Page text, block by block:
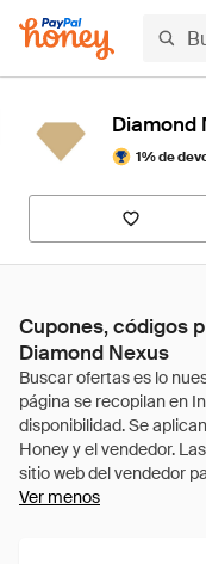
Diamond
1% de
Cupones, códigos
Diamond Nexus
Ver menos